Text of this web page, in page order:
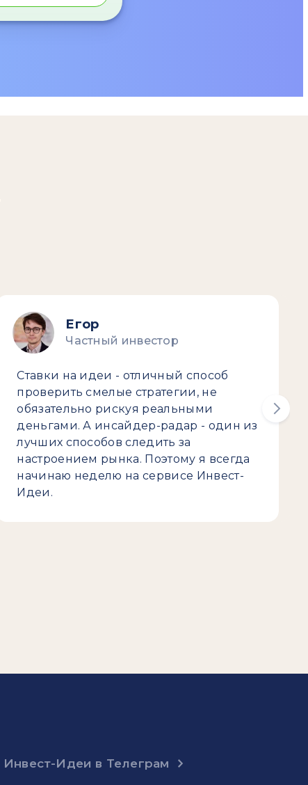
Егор
Частный инвестор
Ставки на идеи - отличный способ
проверить смелые стратегии, не
обязательно рискуя реальными
деньгами. А инсайдер-радар - один из
лучших способов следить за
настроением рынка. Поэтому я всегда
начинаю неделю на сервисе Инвест-
Идеи.
Инвест-Идеи в Телеграм